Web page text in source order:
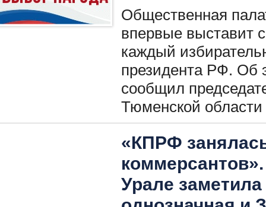
Общественная
впервые выставит
каждый
президента РФ. Об
сообщил
Тюменской
«КПРФ
Урале